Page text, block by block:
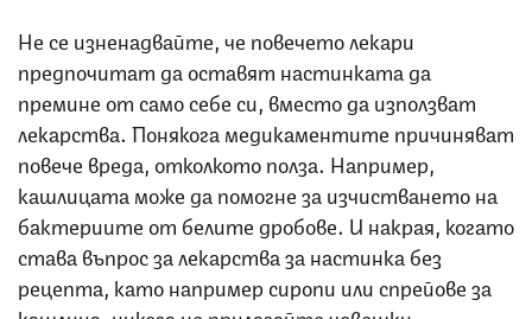
Не се изненадвайте, че повечето лекари
предпочитат да оставят настинката да
премине от само себе си, вместо да използват
лекарства. Понякога медикаментите причиняват
повече вреда, отколкото полза. Например,
кашлицата може да помогне за изчистването на
бактериите от белите дробове. И накрая, когато
става въпрос за лекарства за настинка без
рецепта, като например сиропи или спрейове за